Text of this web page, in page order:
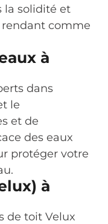
la solidité et
rendant comme
à
dans
le
et de
des eaux
protéger votre
à
de toit Velux